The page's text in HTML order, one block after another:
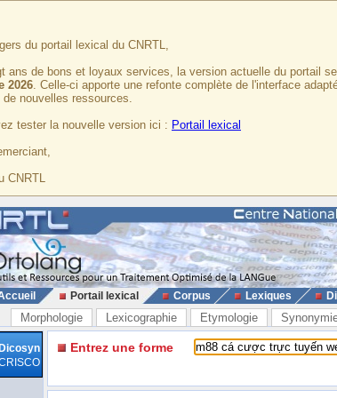
du portail lexical du CNRTL,
ans de bons et loyaux services, la version actuelle du portail
2026. Celle-ci apporte une refonte complète de l'interface
de nouvelles ressources.
tester la nouvelle version ici : Portail lexical
CNRTL
Portail lexical Corpus Lexiques
Morphologie Lexicographie Etymologie
Dicosyn
Entrez une forme